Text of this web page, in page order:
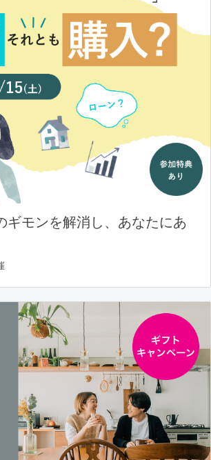
ギモンを解消し、あなたにあ